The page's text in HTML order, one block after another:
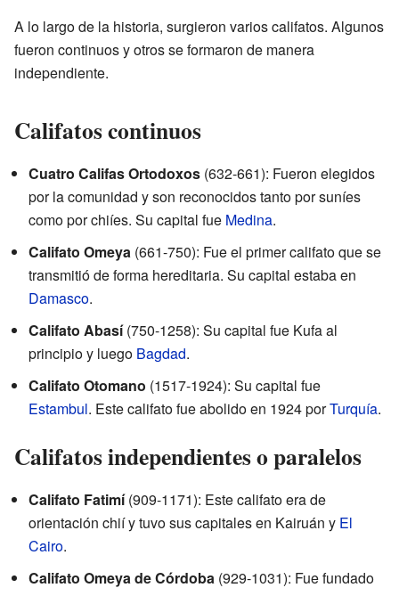
A lo largo de la historia, surgieron varios califatos. Algunos
fueron continuos y otros se formaron de manera
independiente.
Califatos continuos
Cuatro Califas Ortodoxos (632-661): Fueron elegidos
por la comunidad y son reconocidos tanto por suníes
como por chiíes. Su capital fue Medina.
Califato Omeya (661-750): Fue el primer califato que se
transmitió de forma hereditaria. Su capital estaba en
Damasco.
Califato Abasí(750-1258): Su capital fue Kufa al
principio y luego Bagdad.
Califato Otomano (1517-1924): Su capital fue
Estambul. Este califato fue abolido en 1924 porTurquía.
Califatos independientes o paralelos
Califato Fatimí(909-1171): Este califato era de
orientación chií y tuvo sus capitales en Kairuán y El
Cairo.
Califato Omeya de Córdoba (929-1031): Fue fundado